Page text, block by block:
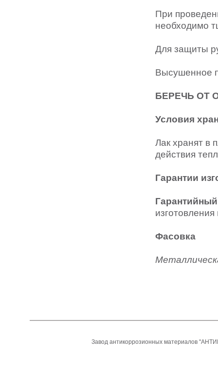
При
необходимо
Для защиты
Высушенное
БЕРЕЧЬ ОТ
Условия
Лак хранят в
действия
Гарантии
Фасовка
Завод антикоррозионных материалов